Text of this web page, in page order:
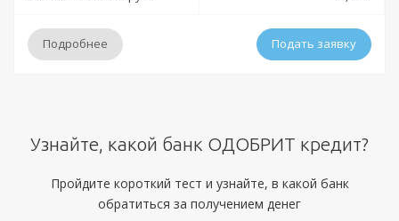
отделения Уралсиба; мобильное приложение; онлайн заявка
через официальный сайт;
Документы
Обязательные: Паспорт РФ
СНИЛС
Дополнительные:
Справка 2-НДФЛ
Подробнее Подать заявку
Решение:
до 3 дней
Получение:
Банковская карта
Банковский счет
Узнайте, какой банк ОДОБРИТ кредит?
Пройдите короткий тест и узнайте, в какой банк
обратиться за получением денег